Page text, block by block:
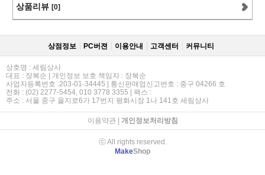
상품리뷰 [0]
상점정보 PC버젼 이용안내 고객센터 커뮤니티
상호명 : 세림상사
대표 : 장복순 | 개인정보 보호 책임자 : 장복순
사업자등록번호 :203-01-34445 | 통신판매업신고번호 : 중구 04266 호
전화 : (02) 2277-5454, 010 3778 3355 | 팩스 :
주소 : 서울 중구 을지로6가 17번지 평화시장 1나 141호 세림상사
이용약관| 개인정보처리방침
ⓒ All rights reserved.
MakeShop